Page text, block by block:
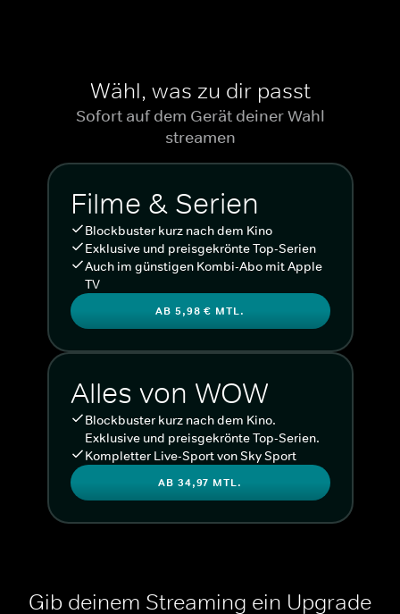
Wähl, was zu dir passt
Sofort auf dem Gerät deiner Wahl
streamen
Filme & Serien
Blockbuster kurz nach dem Kino
Exklusive und preisgekrönte Top-Serien
Auch im günstigen Kombi-Abo mit Apple
TV
AB 5,98 € MTL.
Alles von WOW
Blockbuster kurz nach dem Kino.
Exklusive und preisgekrönte Top-Serien.
Kompletter Live-Sport von Sky Sport
AB 34,97 MTL.
Gib deinem Streaming ein Upgrade